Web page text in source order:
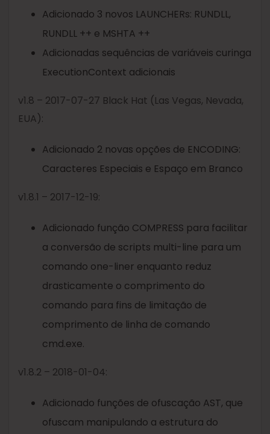
Adicionado 3 novos LAUNCHERs: RUNDLL,
RUNDLL ++ e MSHTA ++
Adicionadas sequências de variáveis ​​curinga
ExecutionContext adicionais
v1.8 – 2017-07-27 Black Hat (Las Vegas, Nevada,
EUA):
Adicionado 2 novas opções de ENCODING:
Caracteres Especiais e Espaço em Branco
v1.8.1 – 2017-12-19:
Adicionado função COMPRESS para facilitar
a conversão de scripts multi-line para um
comando one-liner enquanto reduz
drasticamente o comprimento do
comando para fins de limitação de
comprimento de linha de comando
cmd.exe.
v1.8.2 – 2018-01-04:
Adicionado funções de ofuscação AST, que
ofuscam manipulando a estrutura do